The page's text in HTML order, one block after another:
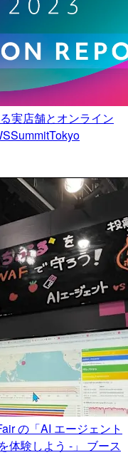
実店舗とオンライン
の「AI エージェント
体験しよう -」 ブース